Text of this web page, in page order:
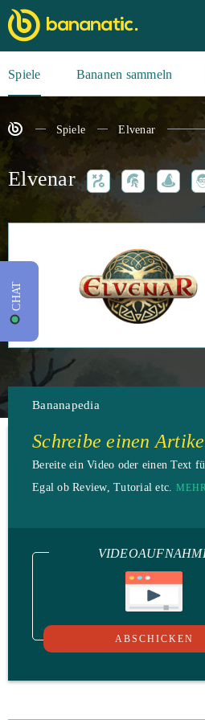
Spiele Bananen sammeln
Spiele Elvenar
Elvenar
Bananapedia
Schreibe einen
Bereite ein Video oder einen Text
Egal ob Review, Tutorial etc. MEHR
ABSCHICKEN
CHAT